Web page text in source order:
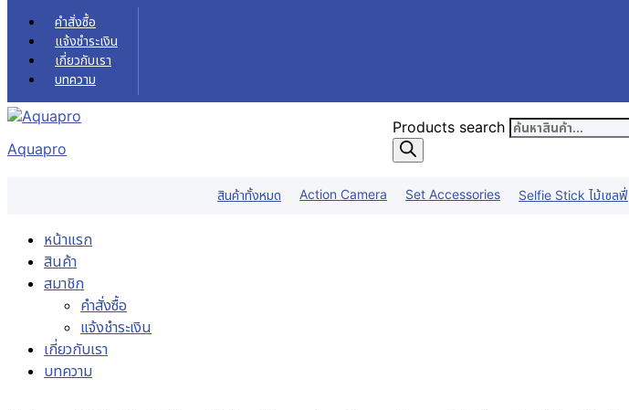
Skip to content
คำสั่งซื้อ
แจ้งชำระเงิน
เกี่ยวกับเรา
บทความ
Aquapro
Products search
สินค้าทั้งหมด Action Camera Set Accessories Selfie Stick ไม้เซลฟี่
หน้าแรก
สินค้า
สมาชิก
คำสั่งซื้อ
แจ้งชำระเงิน
เกี่ยวกับเรา
บทความ